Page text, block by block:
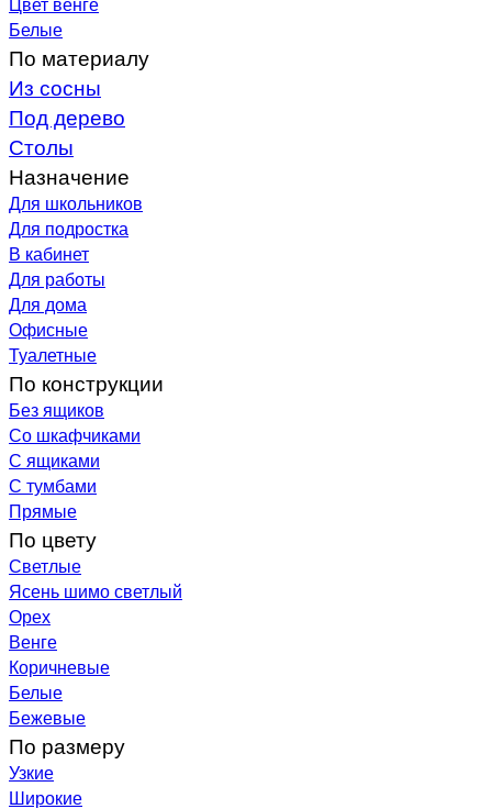
Белые
По материалу
Из сосны
Под дерево
Столы
Назначение
Для школьников
Для подростка
В кабинет
Для работы
Для дома
Офисные
Туалетные
По конструкции
Без ящиков
Со шкафчиками
С ящиками
С тумбами
Прямые
По цвету
Светлые
Ясень шимо светлый
Орех
Венге
Коричневые
Белые
Бежевые
По размеру
Узкие
Широкие